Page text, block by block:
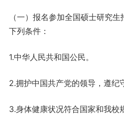
（一）报名参加全国硕士研究
下列条件：
1.中华人民共和国公民。
2.拥护中国共产党的领导，遵纪
3.身体健康状况符合国家和我校